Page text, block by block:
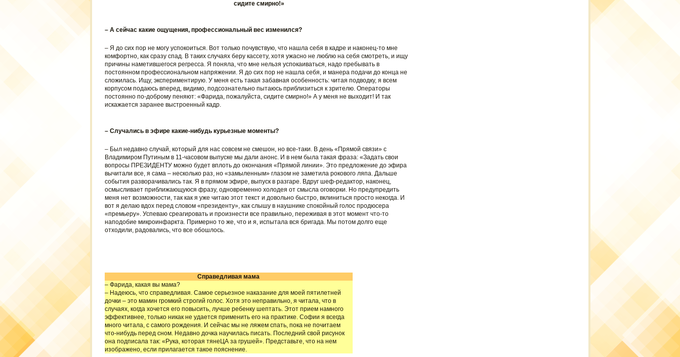
сидите смирно!»
– А сейчас какие ощущения, профессиональный вес изменился?
– Я до сих пор не могу успокоиться. Вот только почувствую, что нашла себя в кадре и наконец-то мне
комфортно, как сразу спад. В таких случаях беру кассету, хотя ужасно не люблю на себя смотреть, и ищу
причины наметившегося регресса. Я поняла, что мне нельзя успокаиваться, надо пребывать в
постоянном профессиональном напряжении. Я до сих пор не нашла себя, и манера подачи до конца не
сложилась. Ищу, экспериментирую. У меня есть такая забавная особенность: читая подводку, я всем
корпусом подаюсь вперед, видимо, подсознательно пытаюсь приблизиться к зрителю. Операторы
постоянно по-доброму пеняют: «Фарида, пожалуйста, сидите смирно!» А у меня не выходит! И так
искажается заранее выстроенный кадр.
– Случались в эфире какие-нибудь курьезные моменты?
– Был недавно случай, который для нас совсем не смешон, но все-таки. В день «Прямой связи» с
Владимиром Путиным в 11-часовом выпуске мы дали анонс. И в нем была такая фраза: «Задать свои
вопросы ПРЕЗИДЕНТУ можно будет вплоть до окончания «Прямой линии». Это предложение до эфира
вычитали все, я сама – несколько раз, но «замыленным» глазом не заметила рокового ляпа. Дальше
события разворачивались так. Я в прямом эфире, выпуск в разгаре. Вдруг шеф-редактор, наконец,
осмысливает приближающуюся фразу, одновременно холодея от смысла оговорки. Но предупредить
меня нет возможности, так как я уже читаю этот текст и довольно быстро, вклиниться просто некогда. И
вот я делаю вдох перед словом «президенту», как слышу в наушнике спокойный голос продюсера
«премьеру». Успеваю среагировать и произнести все правильно, переживая в этот момент что-то
наподобие микроинфаркта. Примерно то же, что и я, испытала вся бригада. Мы потом долго еще
отходили, радовались, что все обошлось.
Справедливая мама
– Фарида, какая вы мама?
– Надеюсь, что справедливая. Самое серьезное наказание для моей пятилетней
дочки – это мамин громкий строгий голос. Хотя это неправильно, я читала, что в
случаях, когда хочется его повысить, лучше ребенку шептать. Этот прием намного
эффективнее, только никак не удается применить его на практике. Софии я всегда
много читала, с самого рождения. И сейчас мы не ляжем спать, пока не почитаем
что-нибудь перед сном. Недавно дочка научилась писать. Последний свой рисунок
она подписала так: «Рука, которая тянеЦА за грушей». Представьте, что на нем
изображено, если прилагается такое пояснение.